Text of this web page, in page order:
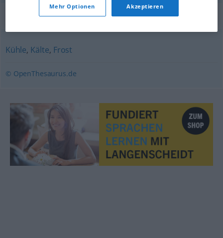
Synonyme für "Frische"
Kühle, Kälte, Frost
© OpenThesaurus.de
Mehr Optionen Akzeptieren